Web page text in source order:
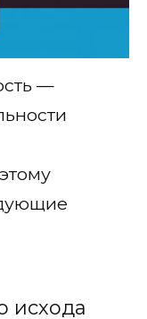
—
исхода